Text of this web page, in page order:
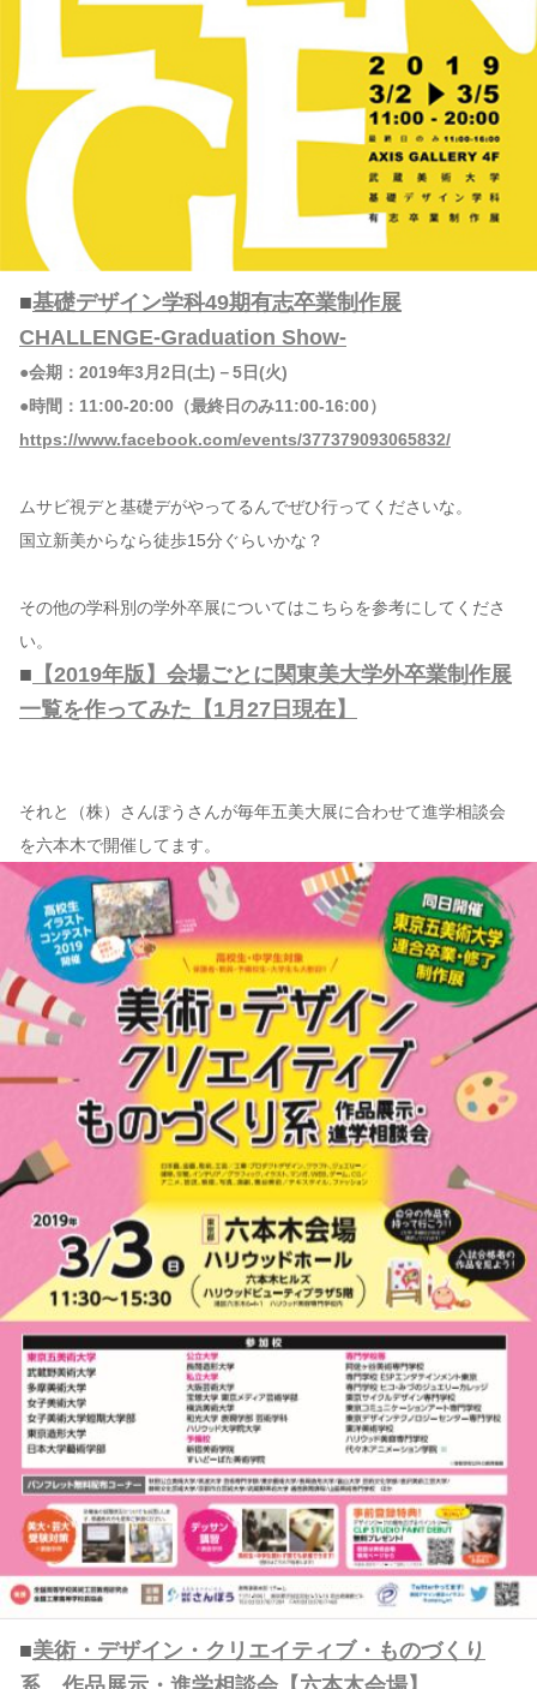
■基礎デザイン学科49期有志卒業制作展
CHALLENGE-Graduation Show-
●会期：2019年3月2日(土)－5日(火)
●時間：11:00-20:00（最終日のみ11:00-16:00）
https://www.facebook.com/events/377379093065832/
ムサビ視デと基礎デがやってるんでぜひ行ってくださいな。
国立新美からなら徒歩15分ぐらいかな？
その他の学科別の学外卒展についてはこちらを参考にしてくださ
い。
■ 【2019年版】会場ごとに関東美大学外卒業制作展
一覧を作ってみた【1月27日現在】
それと（株）さんぽうさんが毎年五美大展に合わせて進学相談会
を六本木で開催してます。
■美術・デザイン・クリエイティブ・ものづくり